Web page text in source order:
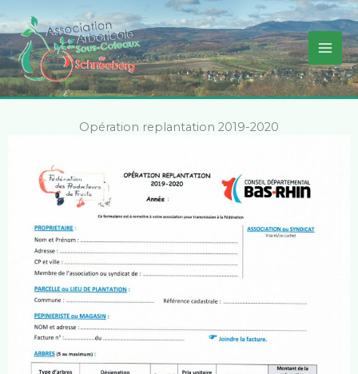
au
contenu
Opération replantation 2019-2020